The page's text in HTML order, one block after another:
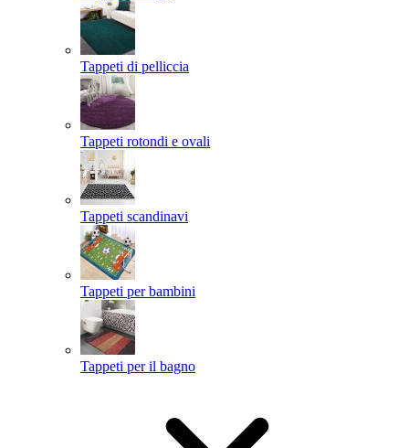
Tappeti di pelliccia
Tappeti rotondi e ovali
Tappeti scandinavi
Tappeti per bambini
Tappeti per il bagno